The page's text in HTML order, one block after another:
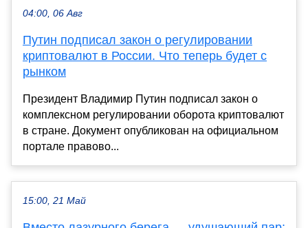
04:00, 06 Авг
Путин подписал закон о регулировании
криптовалют в России. Что теперь будет с
рынком
Президент Владимир Путин подписал закон о
комплексном регулировании оборота криптовалют
в стране. Документ опубликован на официальном
портале правово...
15:00, 21 Май